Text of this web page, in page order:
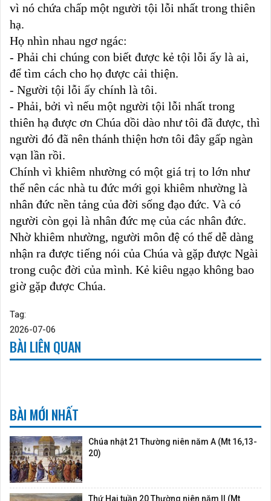
vì nó chứa chấp một người tội lỗi nhất trong thiên
hạ.
Họ nhìn nhau ngơ ngác:
- Phải chi chúng con biết được kẻ tội lỗi ấy là ai,
để tìm cách cho họ được cải thiện.
- Người tội lỗi ấy chính là tôi.
- Phải, bởi vì nếu một người tội lỗi nhất trong
thiên hạ được ơn Chúa dồi dào như tôi đã được, thì
người đó đã nên thánh thiện hơn tôi đây gấp ngàn
vạn lần rồi.
Chính vì khiêm nhường có một giá trị to lớn như
thế nên các nhà tu đức mới gọi khiêm nhường là
nhân đức nền tảng của đời sống đạo đức. Và có
người còn gọi là nhân đức mẹ của các nhân đức.
Nhờ khiêm nhường, người môn đệ có thể dễ dàng
nhận ra được tiếng nói của Chúa và gặp được Ngài
trong cuộc đời của mình. Kẻ kiêu ngạo không bao
giờ gặp được Chúa.
Tag:
2026-07-06
BÀI LIÊN QUAN
BÀI MỚI NHẤT
Chúa nhật 21 Thường niên năm A (Mt 16,13-
20)
Thứ Hai tuần 20 Thường niên năm II (Mt